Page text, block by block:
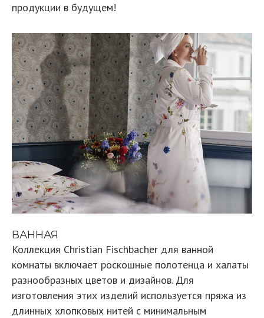
продукции в будущем!
ВАННАЯ
Коллекция Christian Fischbacher для ванной
комнаты включает роскошные полотенца и халаты
разнообразных цветов и дизайнов. Для
изготовления этих изделий используется пряжа из
длинных хлопковых нитей с минимальным